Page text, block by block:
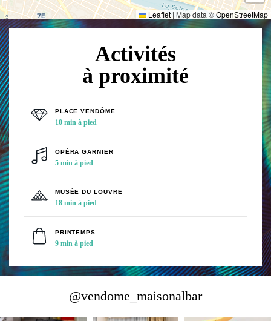
Leaflet| Map data ©OpenStreetMap
Activités
à proximité
@vendome_maisonalbar